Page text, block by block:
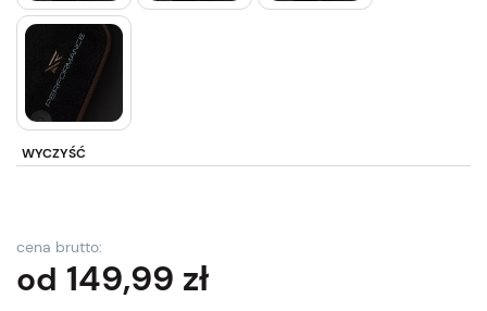
WYCZYŚĆ
cena brutto:
od 149,99 zł